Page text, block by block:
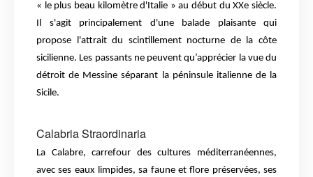
« le plus beau kilomètre d'Italie » au début du XXe siècle.
Il s'agit principalement d'une balade plaisante qui
propose l'attrait du scintillement nocturne de la côte
sicilienne. Les passants ne peuvent qu’apprécier la vue du
détroit de Messine séparant la péninsule italienne de la
Sicile.
Calabria Straordinaria
La Calabre, carrefour des cultures méditerranéennes,
avec ses eaux limpides, sa faune et flore préservées, ses